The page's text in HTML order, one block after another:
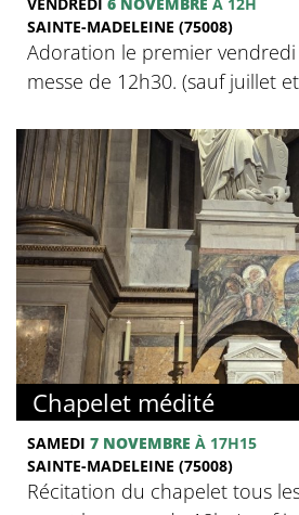
SAINTE-MADELEINE (75008)
Adoration le premier
messe de 12h30. (sauf juillet
Chapelet médité
SAMEDI 7 NOVEMBRE À 17H15
SAINTE-MADELEINE (75008)
Récitation du chapelet tous